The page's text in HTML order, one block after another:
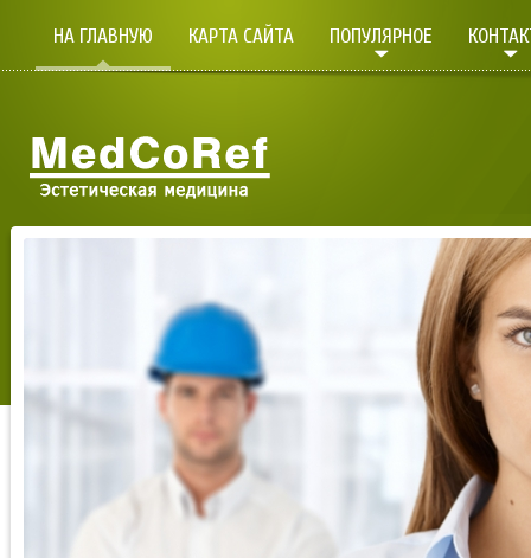
НА ГЛАВНУЮ КАРТА САЙТА ПОПУЛЯРНОЕ